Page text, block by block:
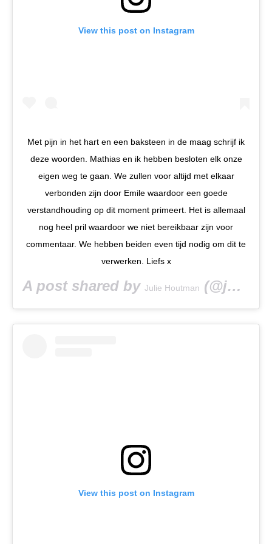
View this post on Instagram
Met pijn in het hart en een baksteen in de maag schrijf ik
deze woorden. Mathias en ik hebben besloten elk onze
eigen weg te gaan. We zullen voor altijd met elkaar
verbonden zijn door Emile waardoor een goede
verstandhouding op dit moment primeert. Het is allemaal
nog heel pril waardoor we niet bereikbaar zijn voor
commentaar. We hebben beiden even tijd nodig om dit te
verwerken. Liefs x
A post shared by Julie Houtman (@julie__h) on
View this post on Instagram